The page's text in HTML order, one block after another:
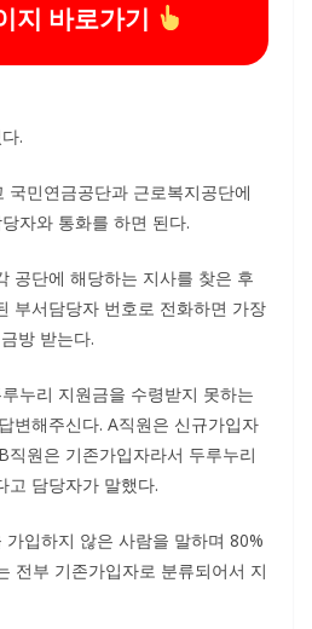
지 바로가기
.
국민연금공단과 근로복지공단에
자와 통화를 하면 된다.
공단에 해당하는 지사를 찾은 후
부서담당자 번호로 전화하면 가장
방 받는다.
누리 지원금을 수령받지 못하는
변해주신다. A직원은 신규가입자
직원은 기존가입자라서 두루누리
고 담당자가 말했다.
입하지 않은 사람을 말하며 80%
전부 기존가입자로 분류되어서 지